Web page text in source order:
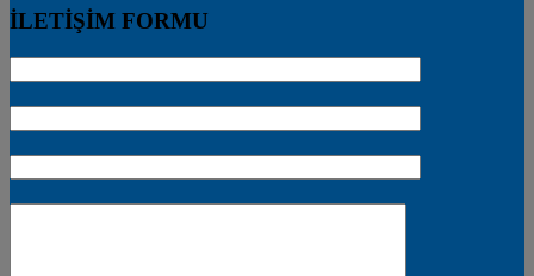
İLETİŞİM FORMU